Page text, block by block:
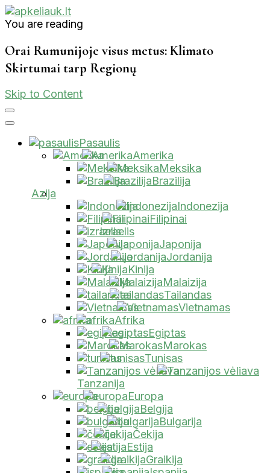
You are reading
Orai Rumunijoje visus metus: Klimato
Skirtumai tarp Regionų
Skip to Content
Pasaulis
Amerika
Meksika
Brazilija
Azija
Indonezija
Filipinai
Izraelis
Japonija
Jordanija
Kinija
Malaizija
Tailandas
Vietnamas
Afrika
Egiptas
Marokas
Tunisas
Tanzanija
Europa
Belgija
Bulgarija
Čekija
Estija
Graikija